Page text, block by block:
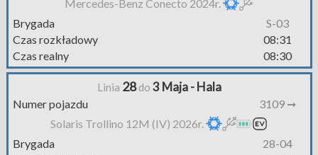
Mercedes-Benz Conecto 2024r.
Brygada
S-03
Czas rozkładowy
08:31
Czas realny
08:30
Linia 28do 3 Maja - Hala
Numer pojazdu
3109 ➞
Solaris Trollino 12M (IV) 2026r.
Brygada
28-04